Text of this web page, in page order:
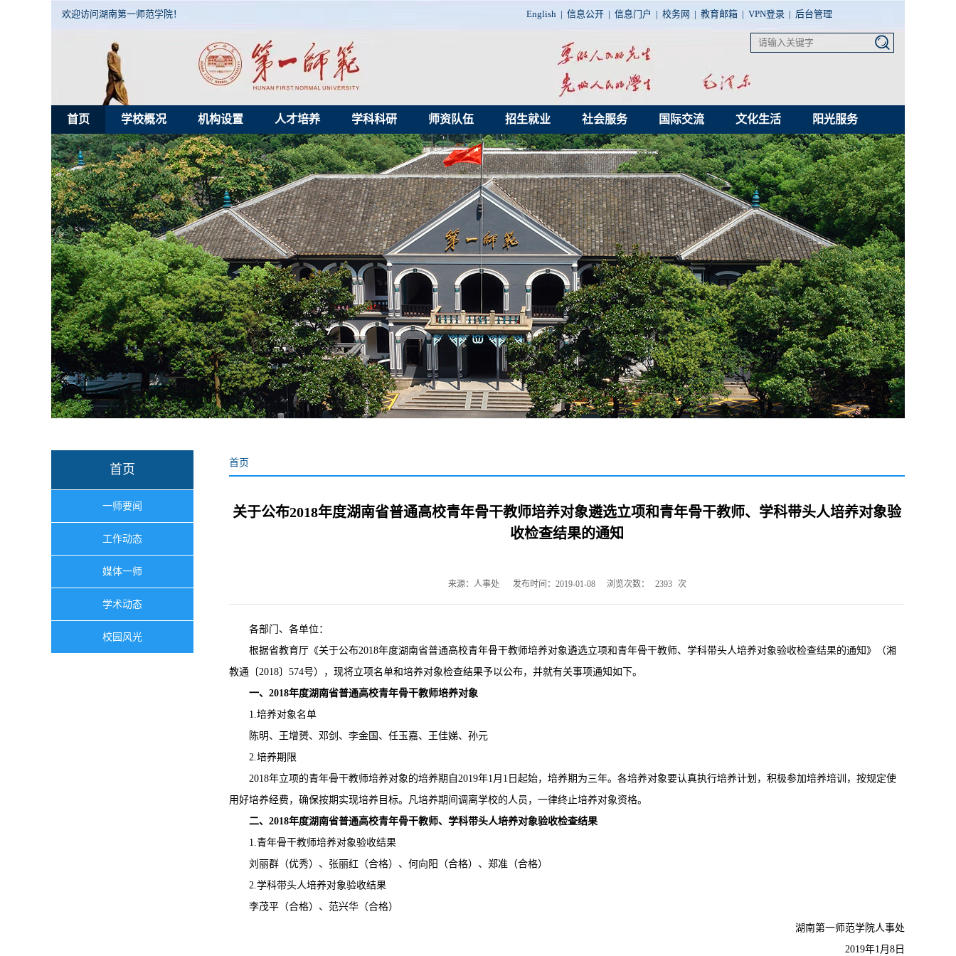
欢迎访问湖南第一师范学院！ English | 信息公开 | 信息门户 | 校务网 | 教育邮箱 | VPN登录 | 后台管理
首页 学校概况 机构设置 人才培养 学科科研 师资队伍 招生就业 社会服务 国际交流 文化生活 阳光服务
首页
一师要闻
工作动态
媒体一师
学术动态
校园风光
首页
关于公布2018年度湖南省普通高校青年骨干教师培养对象遴选立项和青年骨干教师、学科带头人培养对象验
收检查结果的通知
来源：人事处 发布时间：2019-01-08 浏览次数： 2393 次
各部门、各单位：
根据省教育厅《关于公布2018年度湖南省普通高校青年骨干教师培养对象遴选立项和青年骨干教师、学科带头人培养对象验收检查结果的通知》（湘
教通〔2018〕574号），现将立项名单和培养对象检查结果予以公布，并就有关事项通知如下。
一、2018年度湖南省普通高校青年骨干教师培养对象
1.培养对象名单
陈明、王增赟、邓剑、李金国、任玉嘉、王佳娣、孙元
2.培养期限
2018年立项的青年骨干教师培养对象的培养期自2019年1月1日起始，培养期为三年。各培养对象要认真执行培养计划，积极参加培养培训，按规定使
用好培养经费，确保按期实现培养目标。凡培养期间调离学校的人员，一律终止培养对象资格。
二、2018年度湖南省普通高校青年骨干教师、学科带头人培养对象验收检查结果
1.青年骨干教师培养对象验收结果
刘丽群（优秀）、张丽红（合格）、何向阳（合格）、郑准（合格）
2.学科带头人培养对象验收结果
李茂平（合格）、范兴华（合格）
湖南第一师范学院人事处
2019年1月8日